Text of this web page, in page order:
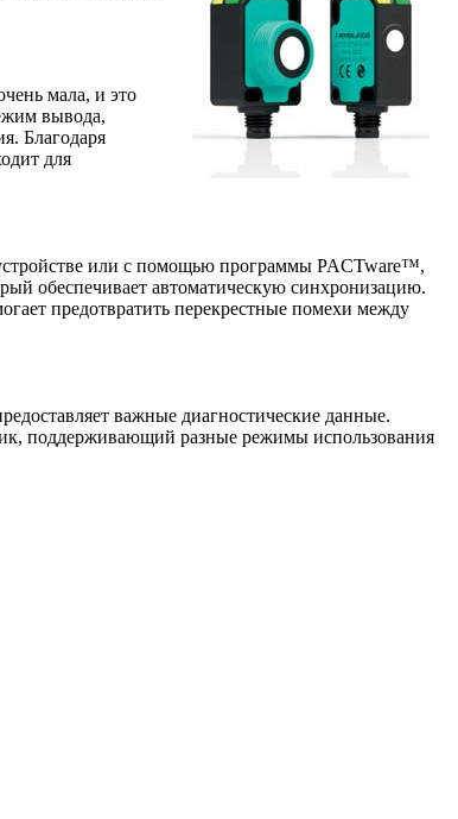
мала, и это
вывода,
Благодаря
для
или с помощью программы PACTware™,
обеспечивает автоматическую синхронизацию.
предотвратить перекрестные помехи между
важные диагностические данные.
поддерживающий разные режимы использования